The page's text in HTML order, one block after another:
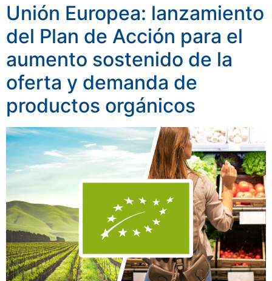
Unión Europea: lanzamiento
del Plan de Acción para el
aumento sostenido de la
oferta y demanda de
productos orgánicos